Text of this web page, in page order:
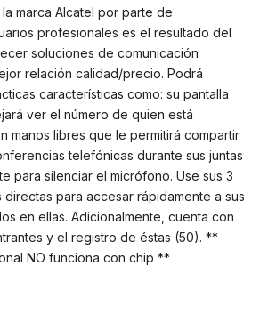
marca Alcatel por parte de
profesionales es el resultado del
soluciones de comunicación
relación calidad/precio. Podrá
características como: su pantalla
ver el número de quien está
manos libres que le permitirá compartir
telefónicas durante sus juntas
para silenciar el micrófono. Use sus 3
directas para accesar rápidamente a sus
en ellas. Adicionalmente, cuenta con
y el registro de éstas (50). **
NO funciona con chip **